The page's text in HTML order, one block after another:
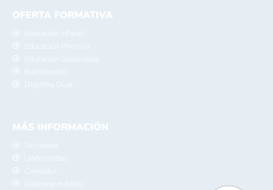
OFERTA FORMATIVA
Educación Infantil
Educación Primaria
Educación Secundaria
Bachillerato
Diploma Dual
MÁS INFORMACIÓN
Secretaría
Uniformidad
Comedor
Gabinete médico